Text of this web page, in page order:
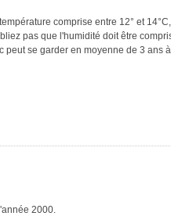
comprise entre 12° et
pas que l'humidité doit être
peut se garder en moyenne de 3 ans
2000.